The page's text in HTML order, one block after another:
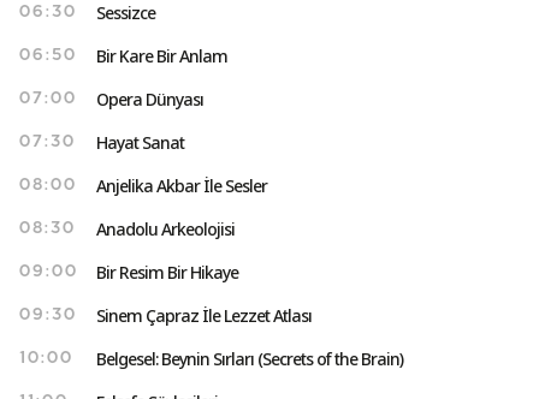
06:30 Sessizce
06:50 Bir Kare Bir Anlam
07:00 Opera Dünyası
07:30 Hayat Sanat
08:00 Anjelika Akbar İle Sesler
08:30 Anadolu Arkeolojisi
09:00 Bir Resim Bir Hikaye
09:30 Sinem Çapraz İle Lezzet Atlası
10:00 Belgesel: Beynin Sırları (Secrets of the Brain)